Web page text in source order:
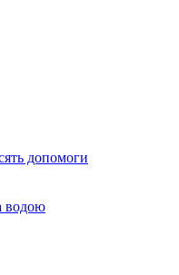
допомоги
водою